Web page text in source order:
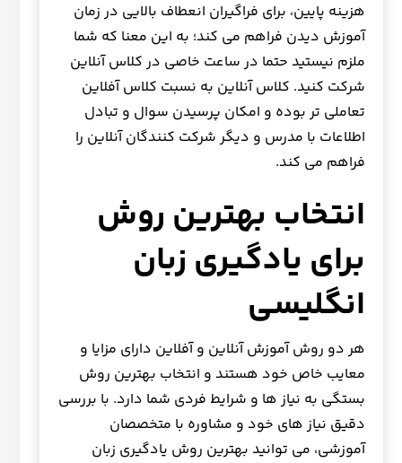
هزینه پایین، برای فراگیران انعطاف بالایی در زمان
آموزش دیدن فراهم می کند؛ به این معنا که شما
ملزم نیستید حتما در ساعت خاصی در کلاس آنلاین
شرکت کنید. کلاس آنلاین به نسبت کلاس آفلاین
تعاملی تر بوده و امکان پرسیدن سوال و تبادل
اطلاعات با مدرس و دیگر شرکت کنندگان آنلاین را
فراهم می کند.
انتخاب بهترین روش
برای یادگیری زبان
انگلیسی
هر دو روش آموزش آنلاین و آفلاین دارای مزایا و
معایب خاص خود هستند و انتخاب بهترین روش
بستگی به نیاز ها و شرایط فردی شما دارد. با بررسی
دقیق نیاز های خود و مشاوره با متخصصان
آموزشی، می توانید بهترین روش یادگیری زبان